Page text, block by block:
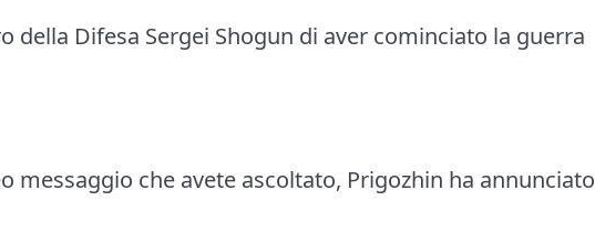
della Difesa Sergei Shogun di aver cominciato la guerra
messaggio che avete ascoltato, Prigozhin ha annunciato